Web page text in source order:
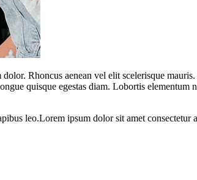
Rhoncus aenean vel elit scelerisque
quisque egestas diam. Lobortis elementum
leo.Lorem ipsum dolor sit amet consectetur